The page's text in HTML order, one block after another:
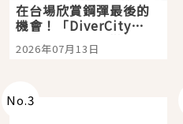
在台場欣賞鋼彈最後的
機會！「DiverCity
Tokyo Plaza」搭船、
購物、美食及夜景，一
2026年07月13日
No.3